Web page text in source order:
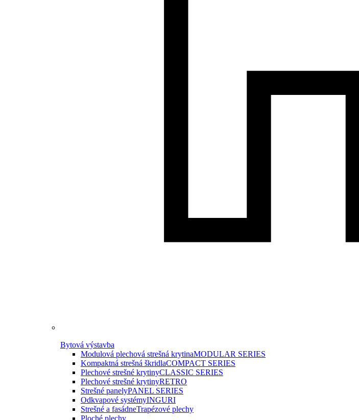
Bytová výstavba
Modulová plechová strešná krytinaMODULAR SERIES
Kompaktná strešná škridlaCOMPACT SERIES
Plechové strešné krytinyCLASSIC SERIES
Plechové strešné krytinyRETRO
Strešné panelyPANEL SERIES
Odkvapové systémyINGURI
Strešné a fasádneTrapézové plechy
Ploché plechy